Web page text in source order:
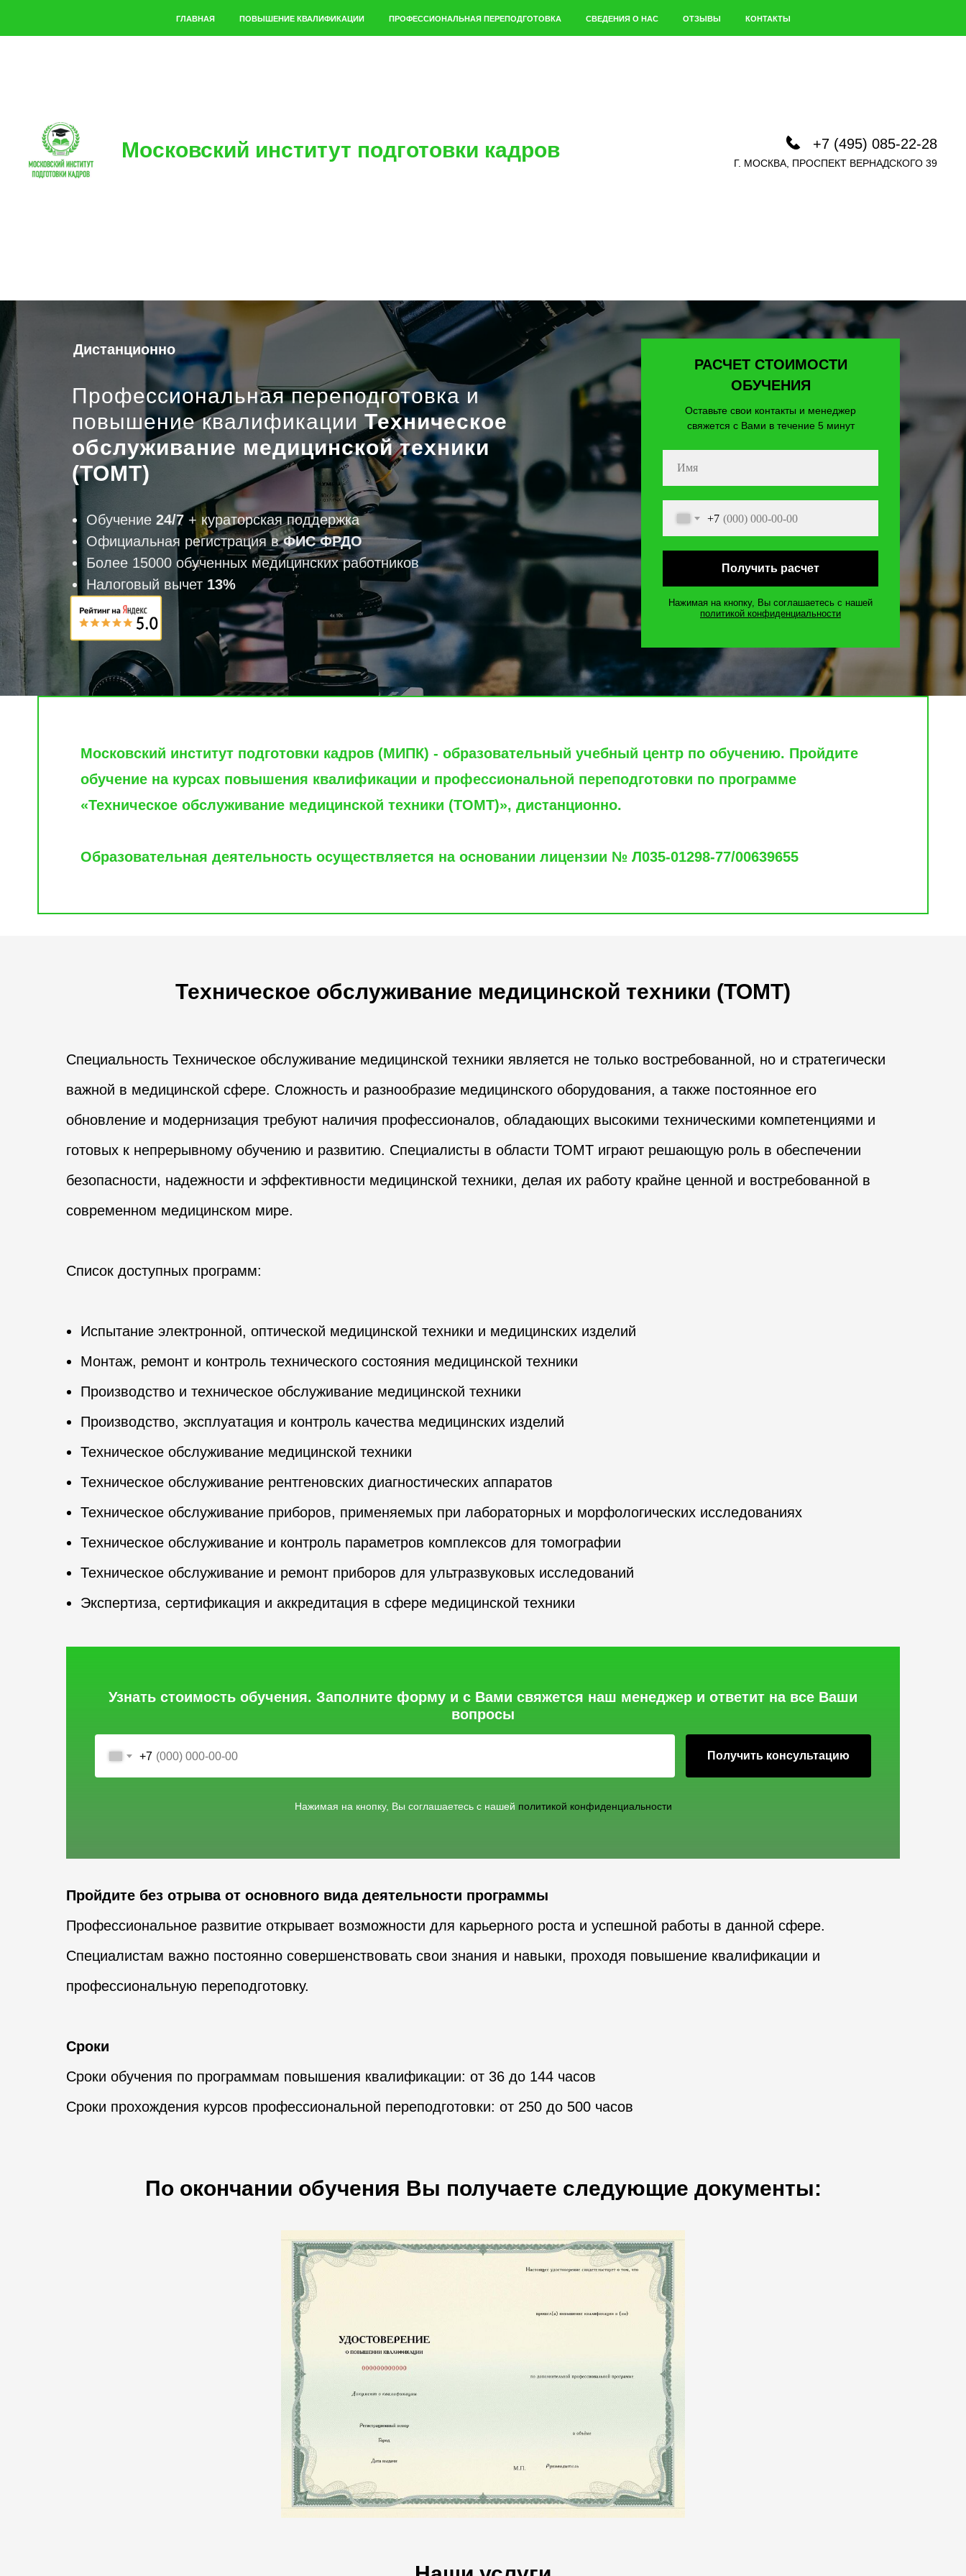
Московский институт подготовки кадров +7 (495) 085-22-28
Г. МОСКВА, ПРОСПЕКТ ВЕРНАДСКОГО 39
ГЛАВНАЯ ПОВЫШЕНИЕ КВАЛИФИКАЦИИ ПРОФЕССИОНАЛЬНАЯ ПЕРЕПОДГОТОВКА СВЕДЕНИЯ О НАС ОТЗЫВЫ КОНТАКТЫ
Профессиональная переподготовка и
повышение квалификации Техническое
обслуживание медицинской техники
(ТОМТ)
Дистанционно
РАСЧЕТ СТОИМОСТИ
ОБУЧЕНИЯ
Оставьте свои контакты и менеджер
свяжется с Вами в течение 5 минут
+7
Получить расчет
Нажимая на кнопку, Вы соглашаетесь c нашей
политикой конфиденциальности
Обучение 24/7 + кураторская поддержка
Официальная регистрация вФИС ФРДО
Более 15000 обученных медицинских работников
Налоговый вычет 13%
Московский институт подготовки кадров (МИПК) - образовательный учебный центр по обучению. Пройдите
обучение на курсах повышения квалификации и профессиональной переподготовки по программе
«Техническое обслуживание медицинской техники (ТОМТ)», дистанционно.
Образовательная деятельность осуществляется на основании лицензии № Л035-01298-77/00639655
Техническое обслуживание медицинской техники (ТОМТ)
Специальность Техническое обслуживание медицинской техники является не только востребованной, но и стратегически
важной в медицинской сфере. Сложность и разнообразие медицинского оборудования, а также постоянное его
обновление и модернизация требуют наличия профессионалов, обладающих высокими техническими компетенциями и
готовых к непрерывному обучению и развитию. Специалисты в области ТОМТ играют решающую роль в обеспечении
безопасности, надежности и эффективности медицинской техники, делая их работу крайне ценной и востребованной в
современном медицинском мире.
Список доступных программ:
Испытание электронной, оптической медицинской техники и медицинских изделий
Монтаж, ремонт и контроль технического состояния медицинской техники
Производство и техническое обслуживание медицинской техники
Производство, эксплуатация и контроль качества медицинских изделий
Техническое обслуживание медицинской техники
Техническое обслуживание рентгеновских диагностических аппаратов
Техническое обслуживание приборов, применяемых при лабораторных и морфологических исследованиях
Техническое обслуживание и контроль параметров комплексов для томографии
Техническое обслуживание и ремонт приборов для ультразвуковых исследований
Экспертиза, сертификация и аккредитация в сфере медицинской техники
Узнать стоимость обучения. Заполните форму и с Вами свяжется наш менеджер и ответит на все Ваши
вопросы
+7 Получить консультацию
Нажимая на кнопку, Вы соглашаетесь c нашей политикой конфиденциальности
Пройдите без отрыва от основного вида деятельности программы
Профессиональное развитие открывает возможности для карьерного роста и успешной работы в данной сфере.
Специалистам важно постоянно совершенствовать свои знания и навыки, проходя повышение квалификации и
профессиональную переподготовку.
Сроки
Сроки обучения по программам повышения квалификации: от 36 до 144 часов
Сроки прохождения курсов профессиональной переподготовки: от 250 до 500 часов
По окончании обучения Вы получаете следующие документы: